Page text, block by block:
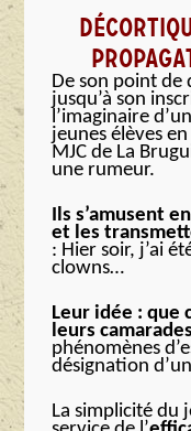
De son point de
jusqu’à son
l’imaginaire
jeunes élèves
MJC de La
une rumeur.
Ils s’amusent
et les
: Hier soir, j’ai
clowns…
Leur idée : que
leurs
phénomènes
désignation
La simplicité du